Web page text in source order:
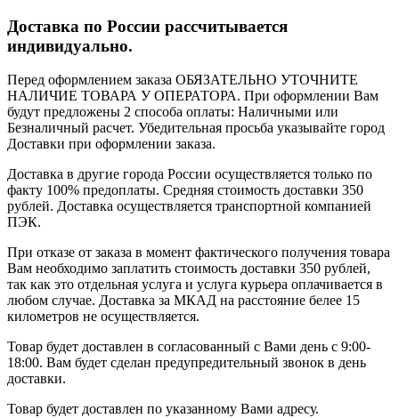
Доставка по России рассчитывается
индивидуально.
Перед оформлением заказа ОБЯЗАТЕЛЬНО УТОЧНИТЕ
НАЛИЧИЕ ТОВАРА У ОПЕРАТОРА. При оформлении Вам
будут предложены 2 способа оплаты: Наличными или
Безналичный расчет. Убедительная просьба указывайте город
Доставки при оформлении заказа.
Доставка в другие города России осуществляется только по
факту 100% предоплаты. Средняя стоимость доставки 350
рублей. Доставка осуществляется транспортной компанией
ПЭК.
При отказе от заказа в момент фактического получения товара
Вам необходимо заплатить стоимость доставки 350 рублей,
так как это отдельная услуга и услуга курьера оплачивается в
любом случае. Доставка за МКАД на расстояние белее 15
километров не осуществляется.
Товар будет доставлен в согласованный с Вами день с 9:00-
18:00. Вам будет сделан предупредительный звонок в день
доставки.
Товар будет доставлен по указанному Вами адресу.